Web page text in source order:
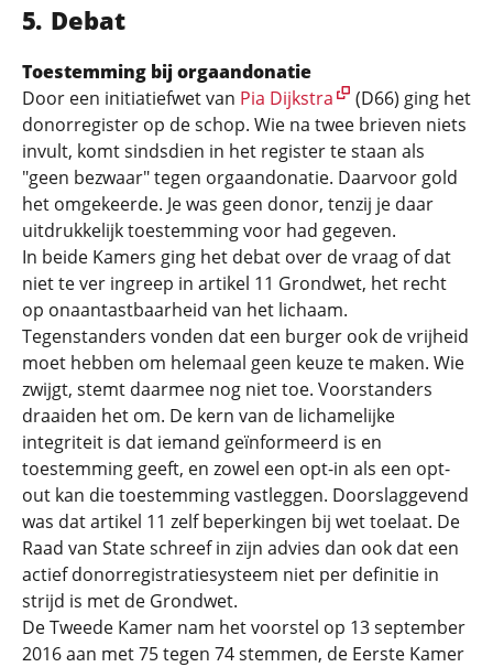
Debat
Toestemming bij orgaandonatie
Door een initiatiefwet van Pia Dijkstra
(D66) ging het
donorregister op de schop. Wie na twee brieven niets
invult, komt sindsdien in het register te staan als
"geen bezwaar" tegen orgaandonatie. Daarvoor gold
het omgekeerde. Je was geen donor, tenzij je daar
uitdrukkelijk toestemming voor had gegeven.
In beide Kamers ging het debat over de vraag of dat
niet te ver ingreep in artikel 11 Grondwet, het recht
op onaantastbaarheid van het lichaam.
Tegenstanders vonden dat een burger ook de vrijheid
moet hebben om helemaal geen keuze te maken. Wie
zwijgt, stemt daarmee nog niet toe. Voorstanders
draaiden het om. De kern van de lichamelijke
integriteit is dat iemand geïnformeerd is en
toestemming geeft, en zowel een opt-in als een opt-
out kan die toestemming vastleggen. Doorslaggevend
was dat artikel 11 zelf beperkingen bij wet toelaat. De
Raad van State schreef in zijn advies dan ook dat een
actief donorregistratiesysteem niet per definitie in
strijd is met de Grondwet.
De Tweede Kamer nam het voorstel op 13 september
2016 aan met 75 tegen 74 stemmen, de Eerste Kamer